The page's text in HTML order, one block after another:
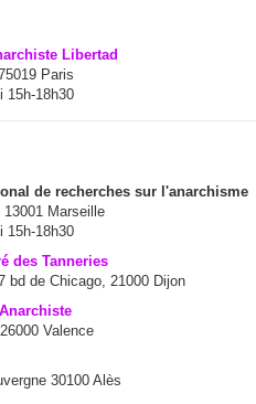
Libertad
Paris
15h-18h30
de recherches sur l'anarchisme
Marseille
15h-18h30
des Tanneries
bd de Chicago, 21000 Dijon
Valence
30100 Alès